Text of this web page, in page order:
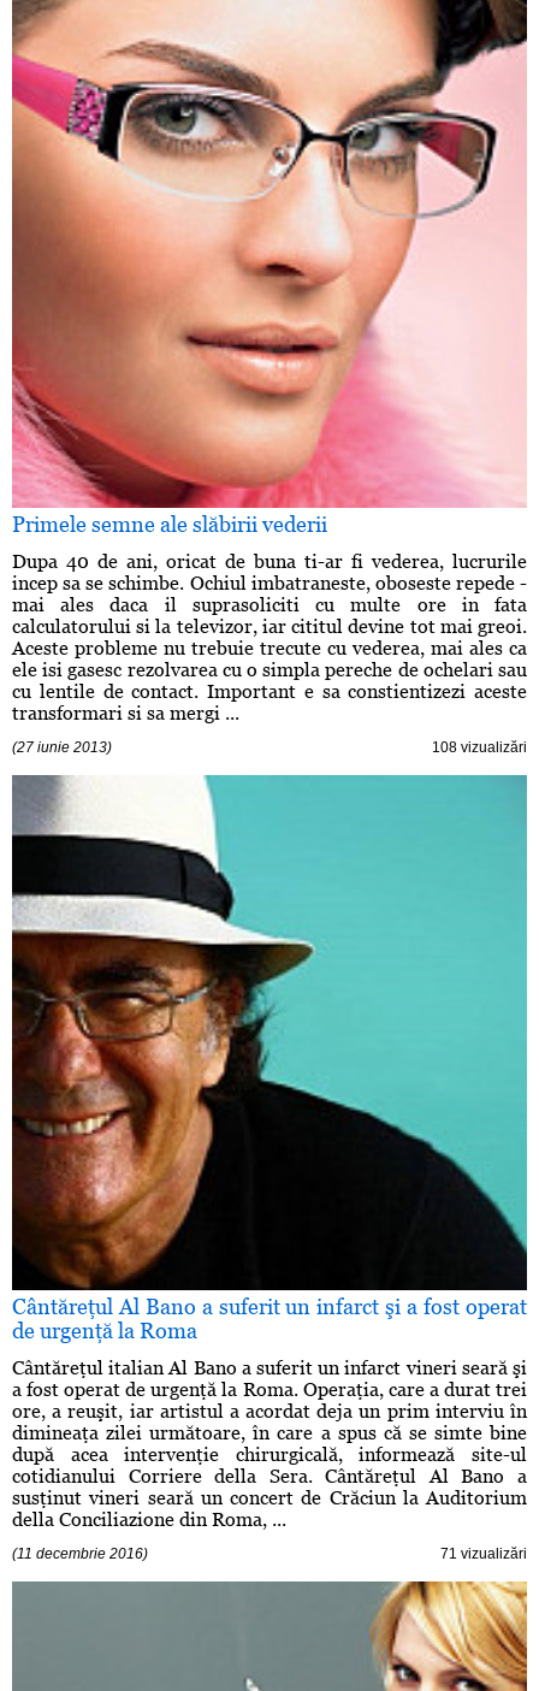
Primele semne ale slăbirii vederii
Dupa 40 de ani, oricat de buna ti-ar fi vederea, lucrurile
incep sa se schimbe. Ochiul imbatraneste, oboseste repede -
mai ales daca il suprasoliciti cu multe ore in fata
calculatorului si la televizor, iar cititul devine tot mai greoi.
Aceste probleme nu trebuie trecute cu vederea, mai ales ca
ele isi gasesc rezolvarea cu o simpla pereche de ochelari sau
cu lentile de contact. Important e sa constientizezi aceste
transformari si sa mergi ...
(27 iunie 2013) 108 vizualizări
Cântăreţul Al Bano a suferit un infarct şi a fost operat
de urgenţă la Roma
Cântăreţul italian Al Bano a suferit un infarct vineri seară şi
a fost operat de urgenţă la Roma. Operaţia, care a durat trei
ore, a reuşit, iar artistul a acordat deja un prim interviu în
dimineaţa zilei următoare, în care a spus că se simte bine
după acea intervenţie chirurgicală, informează site-ul
cotidianului Corriere della Sera. Cântăreţul Al Bano a
susţinut vineri seară un concert de Crăciun la Auditorium
della Conciliazione din Roma, ...
(11 decembrie 2016) 71 vizualizări